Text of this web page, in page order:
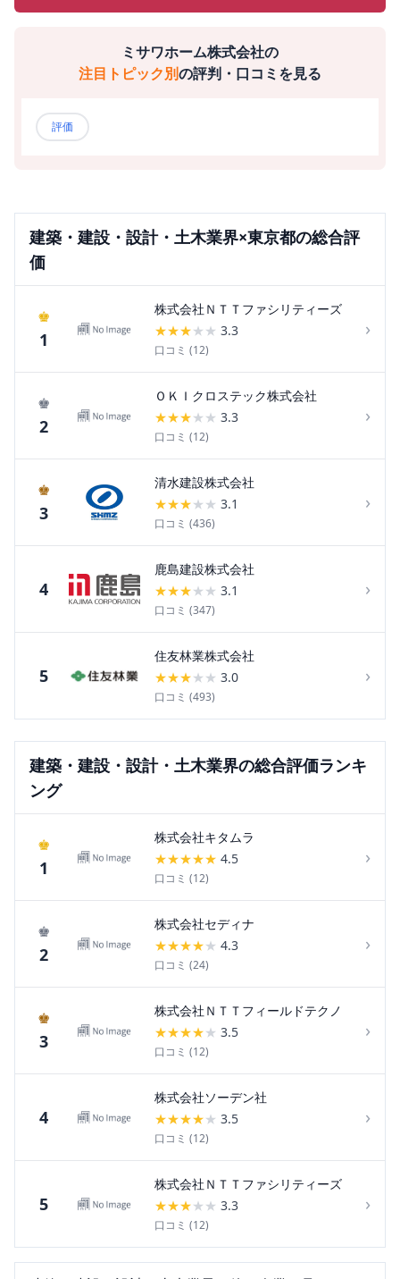
ミサワホーム株式会社の
注目トピック別の評判・口コミを見る
評価
建築・建設・設計・土木業界×東京都の総合評
価
♚
1
株式会社ＮＴＴファシリティーズ
★★★★ ★ 3.3
口コミ (12)
›
♚
2
ＯＫＩクロステック株式会社
★★★★ ★ 3.3
口コミ (12)
›
♚
3
清水建設株式会社
★★★★ ★ 3.1
口コミ (436)
›
4
鹿島建設株式会社
★★★★ ★ 3.1
口コミ (347)
›
5
住友林業株式会社
★★★★ ★ 3.0
口コミ (493)
›
建築・建設・設計・土木業界の総合評価ランキ
ング
♚
1
株式会社キタムラ
★★★★★ 4.5
口コミ (12)
›
♚
2
株式会社セディナ
★★★★★ 4.3
口コミ (24)
›
♚
3
株式会社ＮＴＴフィールドテクノ
★★★★★ 3.5
口コミ (12)
›
4
株式会社ソーデン社
★★★★★ 3.5
口コミ (12)
›
5
株式会社ＮＴＴファシリティーズ
★★★★ ★ 3.3
口コミ (12)
›